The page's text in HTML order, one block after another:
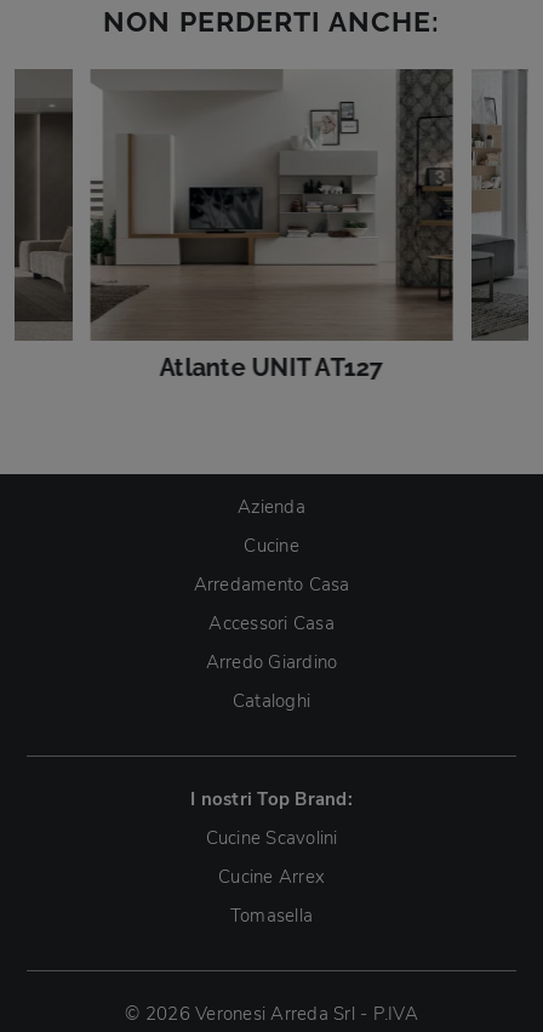
NON PERDERTI ANCHE:
Atlante UNIT AT127
Azienda
Cucine
Arredamento Casa
Accessori Casa
Arredo Giardino
Cataloghi
I nostri Top Brand:
Cucine Scavolini
Cucine Arrex
Tomasella
© 2026 Veronesi Arreda Srl - P.IVA